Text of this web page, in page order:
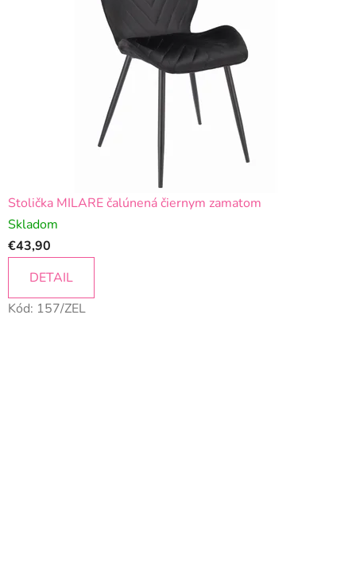
Stolička MILARE čalúnená čiernym zamatom
Skladom
€43,90
DETAIL
Kód: 157/ZEL